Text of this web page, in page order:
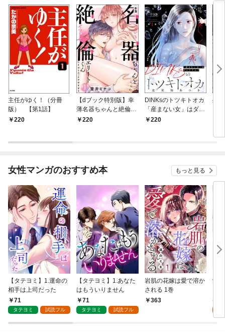
主任がゆく！（分冊
版） 【第1話】
220
【dブック特別版】幸
薄名器ちゃんと絶倫エ
リートくん むさぼりエ
220
DINKsのトツキトオカ
「産まない女」はダメ
ですか？（分冊版）
220
残
女性マンガのおすすめ本 もっと見る
【タテヨミ】1.運命の
相手は上司だった
71
タテヨミ 試読フル
【タテヨミ】1.あなた
はもういりません
71
タテヨミ 試読フル
岩肌の花嫁は愛で溶か
される 1巻
363
愛